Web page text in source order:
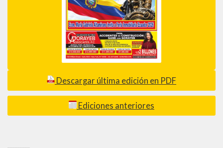
Descargar última edición en PDF
Ediciones anteriores